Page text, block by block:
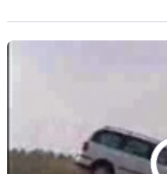
certaines entreprises